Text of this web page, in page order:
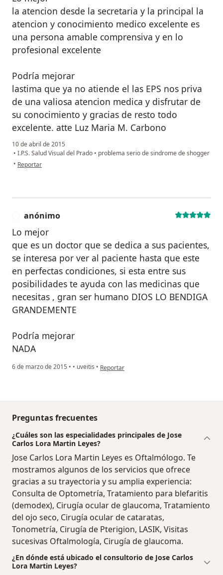
la atencion desde la secretaria y la principal la
atencion y conocimiento medico excelente es
una persona amable comprensiva y en lo
profesional excelente
Podría mejorar
lastima que ya no atiende el las EPS nos priva
de una valiosa atencion medica y disfrutar de
su conocimiento y gracias de resto todo
excelente. atte Luz Maria M. Carbono
10 de abril de 2015
• I.P.S. Salud Visual del Prado • problema serio de sindrome de shogger
• en opinión del usuario anónimo
Reportar
anónimo
Lo mejor
que es un doctor que se dedica a sus pacientes,
se interesa por ver al paciente hasta que este
en perfectas condiciones, si esta entre sus
posibilidades te ayuda con las medicinas que
necesitas , gran ser humano DIOS LO BENDIGA
GRANDEMENTE
Podría mejorar
NADA
6 de marzo de 2015 • • uveitis • en opinión del usuario anónimo
Reportar
Preguntas frecuentes
¿Cuáles son las especialidades principales de Jose
Carlos Lora Martin Leyes?
Jose Carlos Lora Martin Leyes es Oftalmólogo. Te
mostramos algunos de los servicios que ofrece
gracias a su trayectoria y su amplia experiencia:
Consulta de Optometría, Tratamiento para blefaritis
(demodex), Cirugía ocular de glaucoma, Tratamiento
del ojo seco, Cirugía ocular de cataratas,
Tonometría, Cirugía de Pterigion, LASIK, Visitas
sucesivas Oftalmología, Cirugía de glaucoma.
¿En dónde está ubicado el consultorio de Jose Carlos
Lora Martin Leyes?